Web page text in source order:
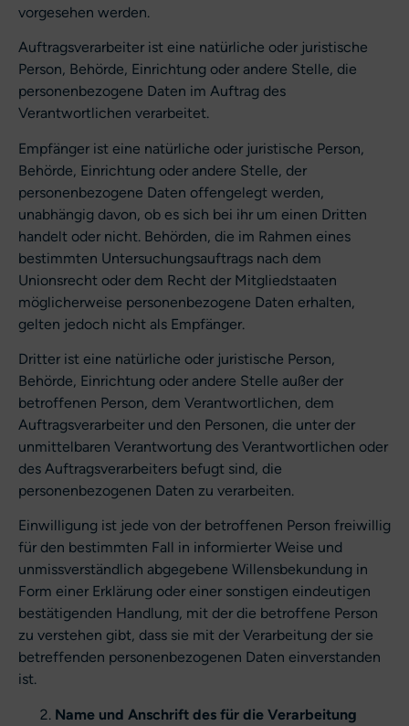
vorgesehen werden.
Auftragsverarbeiter ist eine natürliche oder juristische
Person, Behörde, Einrichtung oder andere Stelle, die
personenbezogene Daten im Auftrag des
Verantwortlichen verarbeitet.
Empfänger ist eine natürliche oder juristische Person,
Behörde, Einrichtung oder andere Stelle, der
personenbezogene Daten offengelegt werden,
unabhängig davon, ob es sich bei ihr um einen Dritten
handelt oder nicht. Behörden, die im Rahmen eines
bestimmten Untersuchungsauftrags nach dem
Unionsrecht oder dem Recht der Mitgliedstaaten
möglicherweise personenbezogene Daten erhalten,
gelten jedoch nicht als Empfänger.
Dritter ist eine natürliche oder juristische Person,
Behörde, Einrichtung oder andere Stelle außer der
betroffenen Person, dem Verantwortlichen, dem
Auftragsverarbeiter und den Personen, die unter der
unmittelbaren Verantwortung des Verantwortlichen oder
des Auftragsverarbeiters befugt sind, die
personenbezogenen Daten zu verarbeiten.
Einwilligung ist jede von der betroffenen Person freiwillig
für den bestimmten Fall in informierter Weise und
unmissverständlich abgegebene Willensbekundung in
Form einer Erklärung oder einer sonstigen eindeutigen
bestätigenden Handlung, mit der die betroffene Person
zu verstehen gibt, dass sie mit der Verarbeitung der sie
betreffenden personenbezogenen Daten einverstanden
ist.
Name und Anschrift des für die Verarbeitung